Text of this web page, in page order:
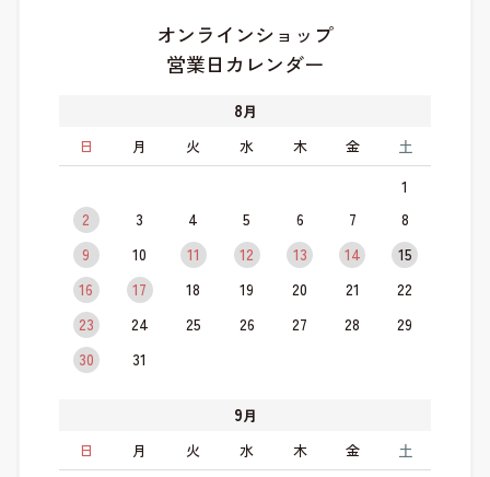
オンラインショップ
営業日カレンダー
8月
日
月 火 水 木 金 土
1
2
3 4 5 6 7
8
9
10 11 12 13 14
15
16
17 18 19 20 21
22
23
24 25 26 27 28
29
30
31
9月
日
月 火 水 木 金 土